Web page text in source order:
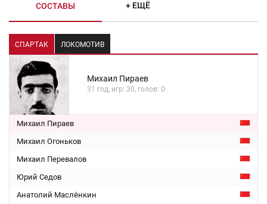
СОСТАВЫ + ЕЩЁ
СПАРТАК ЛОКОМОТИВ
Михаил Пираев
31 год, игр: 30, голов: 0
Михаил Пираев
Михаил Огоньков
Михаил Перевалов
Юрий Седов
Анатолий Маслёнкин